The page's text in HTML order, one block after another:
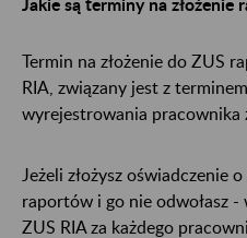
Termin na złożenie do ZUS
RIA, związany jest z
wyrejestrowania pracownika
Jeżeli złożysz oświadczenie
raportów i go nie odwołasz
ZUS RIA za każdego